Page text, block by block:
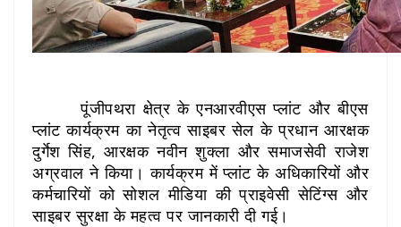
पूंजीपथरा क्षेत्र के एनआरवीएस प्लांट और बीएस
प्लांट कार्यक्रम का नेतृत्व साइबर सेल के प्रधान आरक्षक
दुर्गेश सिंह, आरक्षक नवीन शुक्ला और समाजसेवी राजेश
अग्रवाल ने किया। कार्यक्रम में प्लांट के अधिकारियों और
कर्मचारियों को सोशल मीडिया की प्राइवेसी सेटिंग्स और
साइबर सुरक्षा के महत्व पर जानकारी दी गई।